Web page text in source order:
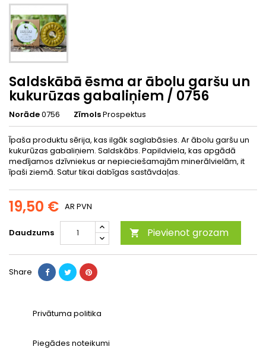
Saldskābā ēsma ar ābolu garšu un
kukurūzas gabaliņiem / 0756
Norāde0756 ZīmolsProspektus
Īpaša produktu sērija, kas ilgāk saglabāsies. Ar ābolu garšu un
kukurūzas gabaliņiem. Saldskābs. Papildviela, kas apgādā
medījamos dzīvniekus ar nepieciešamajām minerālvielām, it
īpaši ziemā. Satur tikai dabīgas sastāvdaļas.
19,50 € AR PVN
Daudzums  Pievienot grozam
Share
Privātuma politika
Piegādes noteikumi